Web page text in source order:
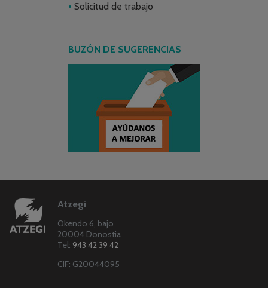
Solicitud de trabajo
BUZÓN DE SUGERENCIAS
Atzegi
Okendo 6, bajo
20004 Donostia
Tel: 943 42 39 42
CIF: G20044095